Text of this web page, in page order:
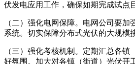
伏发电应用工作，确保如期完成试点
（二）强化电网保障。电网公司要
系统。切实保障分布式光伏的大规模
（三）强化考核机制。定期汇总各
好氛围。加大对各镇（街道）光伏开